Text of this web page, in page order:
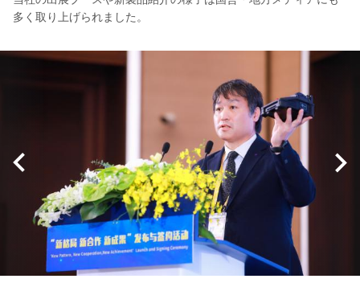
多く取り上げられました。